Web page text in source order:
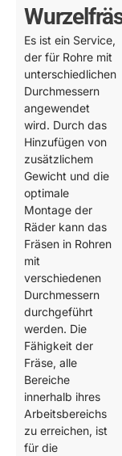
Es ist ein Service,
der für Rohre mit
unterschiedlichen
Durchmessern
angewendet
wird. Durch das
Hinzufügen von
zusätzlichem
Gewicht und die
optimale
Montage der
Räder kann das
Fräsen in Rohren
mit
verschiedenen
Durchmessern
durchgeführt
werden. Die
Fähigkeit der
Fräse, alle
Bereiche
innerhalb ihres
Arbeitsbereichs
zu erreichen, ist
für die